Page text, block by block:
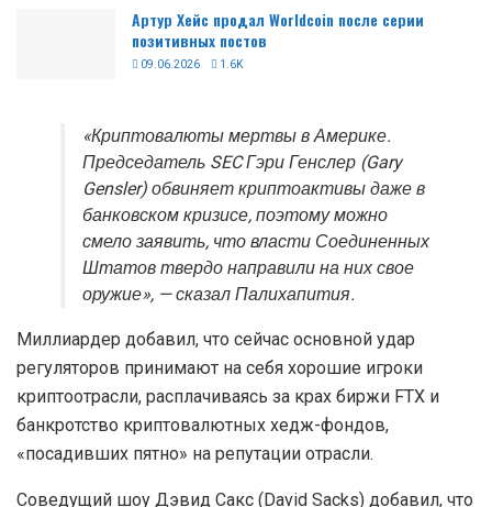
Артур Хейс продал Worldcoin после серии
позитивных постов
09.06.2026 1.6K
«Криптовалюты мертвы в Америке.
Председатель SEC Гэри Генслер (Gary
Gensler) обвиняет криптоактивы даже в
банковском кризисе, поэтому можно
смело заявить, что власти Соединенных
Штатов твердо направили на них свое
оружие», — сказал Палихапития.
Миллиардер добавил, что сейчас основной удар
регуляторов принимают на себя хорошие игроки
криптоотрасли, расплачиваясь за крах биржи FTX и
банкротство криптовалютных хедж-фондов,
«посадивших пятно» на репутации отрасли.
Соведущий шоу Дэвид Сакс (David Sacks) добавил, что